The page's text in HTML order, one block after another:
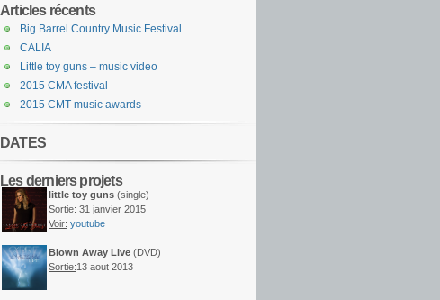
Articles récents
Big Barrel Country Music Festival
CALIA
Little toy guns – music video
2015 CMA festival
2015 CMT music awards
DATES
Les derniers projets
little toy guns (single)
Sortie: 31 janvier 2015
Voir: youtube
Blown Away Live (DVD)
Sortie:13 aout 2013